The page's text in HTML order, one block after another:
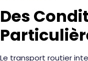
Des
Le transport routier